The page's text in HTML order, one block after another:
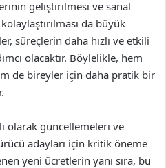
geliştirilmesi ve sanal
da büyük
süreçlerin daha hızlı ve etkili
olacaktır. Böylelikle, hem
de bireyler için daha pratik bir
olarak güncellemeleri ve
adayları için kritik öneme
yeni ücretlerin yanı sıra, bu